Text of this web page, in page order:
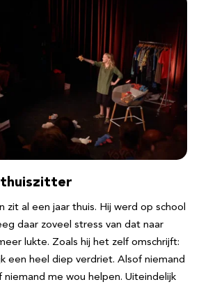
thuiszitter
zit al een jaar thuis. Hij werd op school
daar zoveel stress van dat naar
lukte. Zoals hij het zelf omschrijft:
een heel diep verdriet. Alsof niemand
niemand me wou helpen. Uiteindelijk